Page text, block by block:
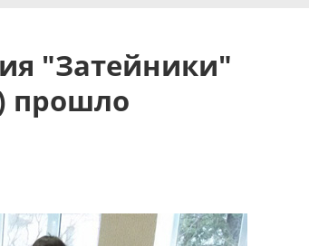
"Затейники"
прошло